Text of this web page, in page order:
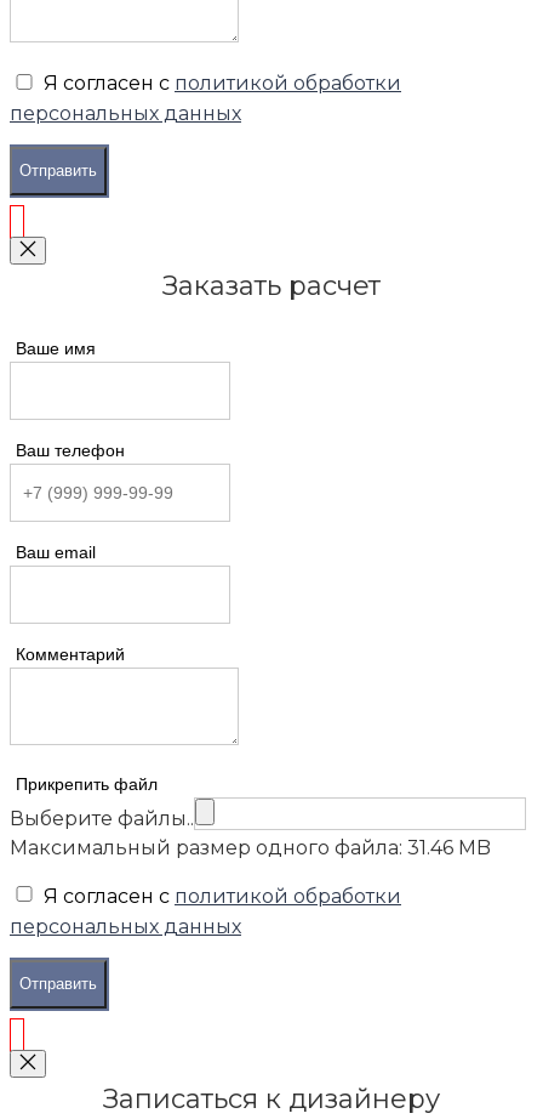
Я согласен с политикой обработки
персональных данных
Отправить
Заказать расчет
Ваше имя
Ваш телефон
Ваш email
Комментарий
Прикрепить файл
Выберите файлы..
Максимальный размер одного файла: 31.46 MB
Я согласен с политикой обработки
персональных данных
Отправить
Записаться к дизайнеру